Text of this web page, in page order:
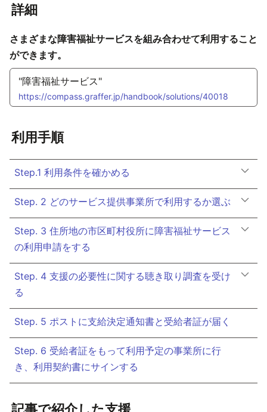
詳細
さまざまな障害福祉サービスを組み合わせて利用すること
ができます。
"障害福祉サービス"
https://compass.graffer.jp/handbook/solutions/40018
利用手順
Step.1 利用条件を確かめる
Step. 2 どのサービス提供事業所で利用するか選ぶ
Step. 3 住所地の市区町村役所に障害福祉サービス
の利用申請をする
Step. 4 支援の必要性に関する聴き取り調査を受け
る
Step. 5 ポストに支給決定通知書と受給者証が届く
Step. 6 受給者証をもって利用予定の事業所に行
き、利用契約書にサインする